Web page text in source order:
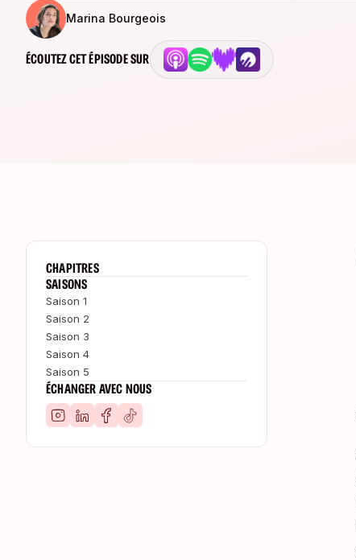
Marina Bourgeois
ÉCOUTEZ CET ÉPISODE SUR
CHAPITRES
SAISONS
Saison 1
Saison 2
Saison 3
Saison 4
Saison 5
ÉCHANGER AVEC NOUS